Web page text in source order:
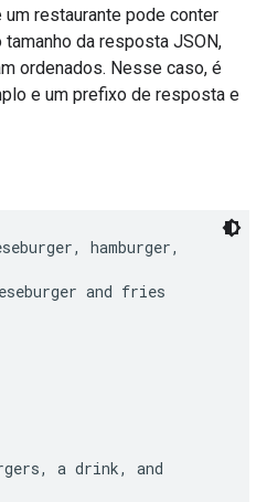
restaurante pode conter
da resposta JSON,
ordenados. Nesse caso, é
e um prefixo de resposta e
hamburger,
and fries
a drink, and